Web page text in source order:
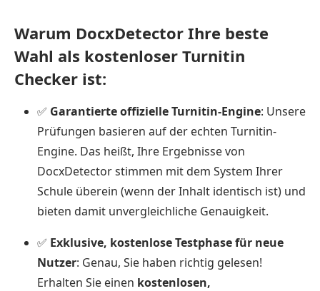
Warum DocxDetector Ihre beste
Wahl als kostenloser Turnitin
Checker ist:
✅ Garantierte offizielle Turnitin-Engine: Unsere
Prüfungen basieren auf der echten Turnitin-
Engine. Das heißt, Ihre Ergebnisse von
DocxDetector stimmen mit dem System Ihrer
Schule überein (wenn der Inhalt identisch ist) und
bieten damit unvergleichliche Genauigkeit.
✅ Exklusive, kostenlose Testphase für neue
Nutzer: Genau, Sie haben richtig gelesen!
Erhalten Sie einen kostenlosen,